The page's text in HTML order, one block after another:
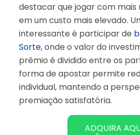
destacar que jogar com mais
em um custo mais elevado.
interessante é participar de
Sorte, onde o valor do
prêmio é dividido entre os
forma de apostar permite
individual, mantendo a
premiação satisfatória.
ADQUIRA